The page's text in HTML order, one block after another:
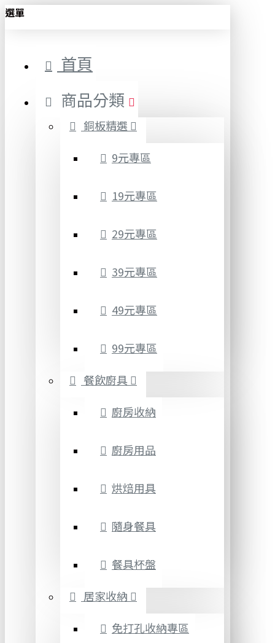
選單
首頁
商品分類
銅板精選
9元專區
19元專區
29元專區
39元專區
49元專區
99元專區
餐飲廚具
廚房收納
廚房用品
烘焙用具
隨身餐具
餐具杯盤
居家收納
免打孔收納專區